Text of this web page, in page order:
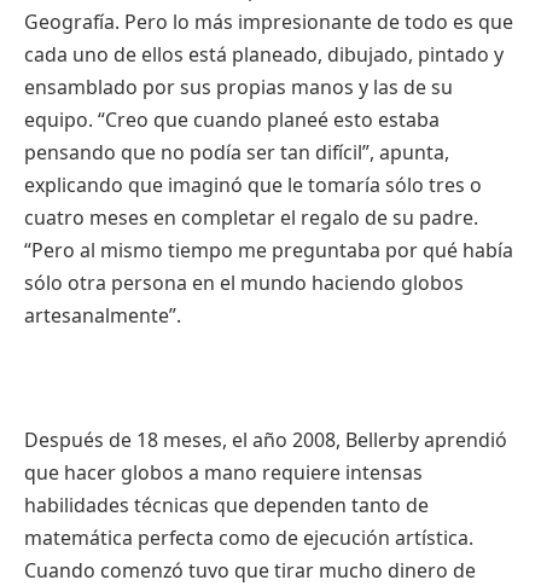
Geografía. Pero lo más impresionante de todo es que
cada uno de ellos está planeado, dibujado, pintado y
ensamblado por sus propias manos y las de su
equipo. “Creo que cuando planeé esto estaba
pensando que no podía ser tan difícil”, apunta,
explicando que imaginó que le tomaría sólo tres o
cuatro meses en completar el regalo de su padre.
“Pero al mismo tiempo me preguntaba por qué había
sólo otra persona en el mundo haciendo globos
artesanalmente”.
Después de 18 meses, el año 2008, Bellerby aprendió
que hacer globos a mano requiere intensas
habilidades técnicas que dependen tanto de
matemática perfecta como de ejecución artística.
Cuando comenzó tuvo que tirar mucho dinero de